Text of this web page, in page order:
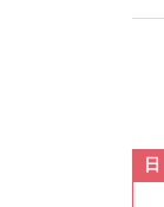
日